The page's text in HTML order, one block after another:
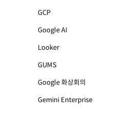
GCP
Google AI
Looker
GUMS
Google 화상회의
Gemini Enterprise